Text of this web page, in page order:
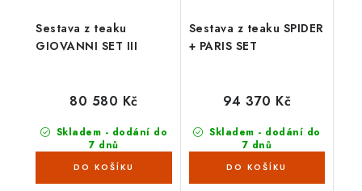
Sestava z teaku
GIOVANNI SET III
Skladem - dodání do
7 dnů
80 580 Kč
Sestava z teaku SPIDER
+ PARIS SET
Skladem - dodání do
7 dnů
94 370 Kč